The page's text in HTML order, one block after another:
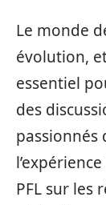
Le monde
évolution,
essentiel
des
PFL sur les